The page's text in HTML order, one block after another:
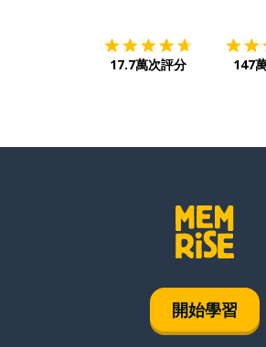
17.7萬次評分 147
開始學習